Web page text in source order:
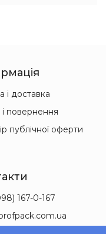
і доставка
повернення
публічної оферти
167-0-167